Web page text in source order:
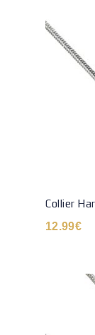
Collier
12.99€